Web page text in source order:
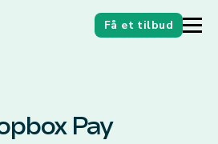
Få et tilbud
Pay